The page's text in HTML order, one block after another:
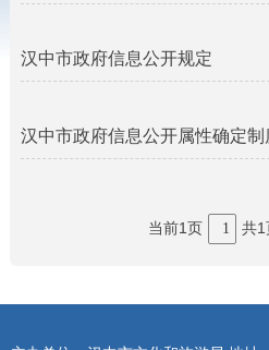
汉中市政府信息公开规定
汉中市政府信息公开属性确定制
当前1页 1 共1